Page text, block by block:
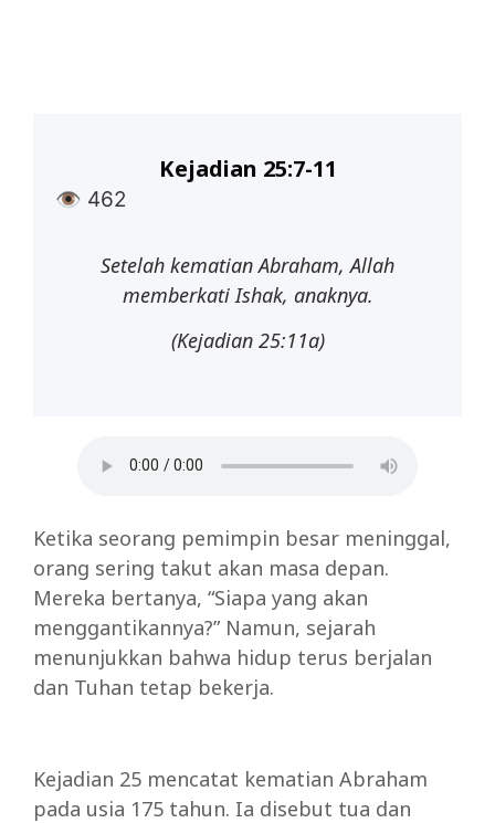
👁 462
Kejadian 25:7-11
Setelah kematian Abraham, Allah
memberkati Ishak, anaknya.
(Kejadian 25:11a)
Ketika seorang pemimpin besar meninggal,
orang sering takut akan masa depan.
Mereka bertanya, “Siapa yang akan
menggantikannya?” Namun, sejarah
menunjukkan bahwa hidup terus berjalan
dan Tuhan tetap bekerja.
Kejadian 25 mencatat kematian Abraham
pada usia 175 tahun. Ia disebut tua dan